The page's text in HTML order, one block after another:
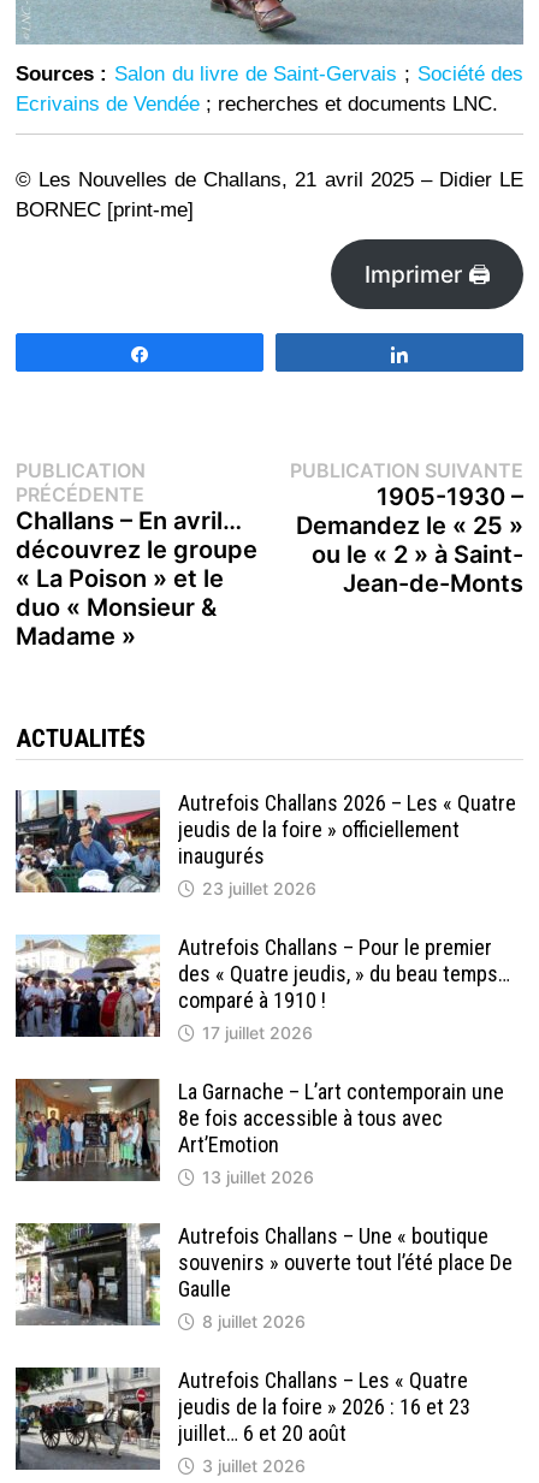
Sources : Salon du livre de Saint-Gervais ; Société des
Ecrivains de Vendée; recherches et documents LNC.
© Les Nouvelles de Challans, 21 avril 2025 – Didier LE
BORNEC [print-me]
Imprimer 🖨
Navigation
de
l’article
PUBLICATION
PRÉCÉDENTEPublication
précédente :
Challans – En avril…
découvrez le groupe
« La Poison » et le
duo « Monsieur &
Madame »
PUBLICATION SUIVANTE
1905-1930 –
Demandez le « 25 »
ou le « 2 » à Saint-
Jean-de-Monts
ACTUALITÉS
Autrefois Challans 2026 – Les « Quatre
jeudis de la foire » officiellement
inaugurés
23 juillet 2026
Autrefois Challans – Pour le premier
des « Quatre jeudis, » du beau temps…
comparé à 1910 !
17 juillet 2026
La Garnache – L’art contemporain une
8e fois accessible à tous avec
Art’Emotion
13 juillet 2026
Autrefois Challans – Une « boutique
souvenirs » ouverte tout l’été place De
Gaulle
8 juillet 2026
Autrefois Challans – Les « Quatre
jeudis de la foire » 2026 : 16 et 23
juillet… 6 et 20 août
3 juillet 2026